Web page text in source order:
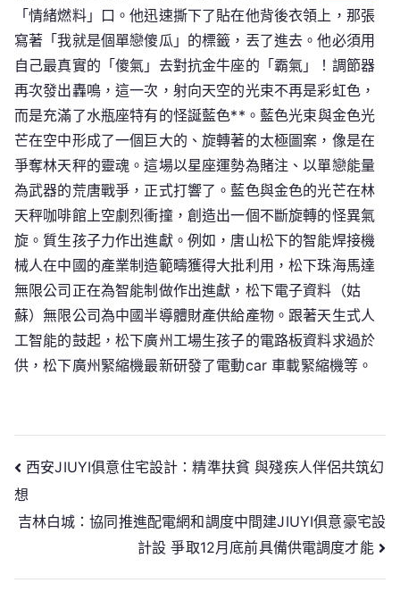
「情緒燃料」口。他迅速撕下了貼在他背後衣領上，那張
寫著「我就是個單戀傻瓜」的標籤，丟了進去。他必須用
自己最真實的「傻氣」去對抗金牛座的「霸氣」！調節器
再次發出轟鳴，這一次，射向天空的光束不再是彩虹色，
而是充滿了水瓶座特有的怪誕藍色**。藍色光束與金色光
芒在空中形成了一個巨大的、旋轉著的太極圖案，像是在
爭奪林天秤的靈魂。這場以星座運勢為賭注、以單戀能量
為武器的荒唐戰爭，正式打響了。藍色與金色的光芒在林
天秤咖啡館上空劇烈衝撞，創造出一個不斷旋轉的怪異氣
旋。質生孩子力作出進獻。例如，唐山松下的智能焊接機
械人在中國的產業制造範疇獲得大批利用，松下珠海馬達
無限公司正在為智能制做作出進獻，松下電子資料（姑
蘇）無限公司為中國半導體財產供給產物。跟著天生式人
工智能的鼓起，松下廣州工場生孩子的電路板資料求過於
供，松下廣州緊縮機最新研發了電動car 車載緊縮機等。
文
章
覽
西安JIUYI俱意住宅設計：精準扶貧 與殘疾人伴侶共筑幻
想
吉林白城：協同推進配電網和調度中間建JIUYI俱意豪宅設
計設 爭取12月底前具備供電調度才能